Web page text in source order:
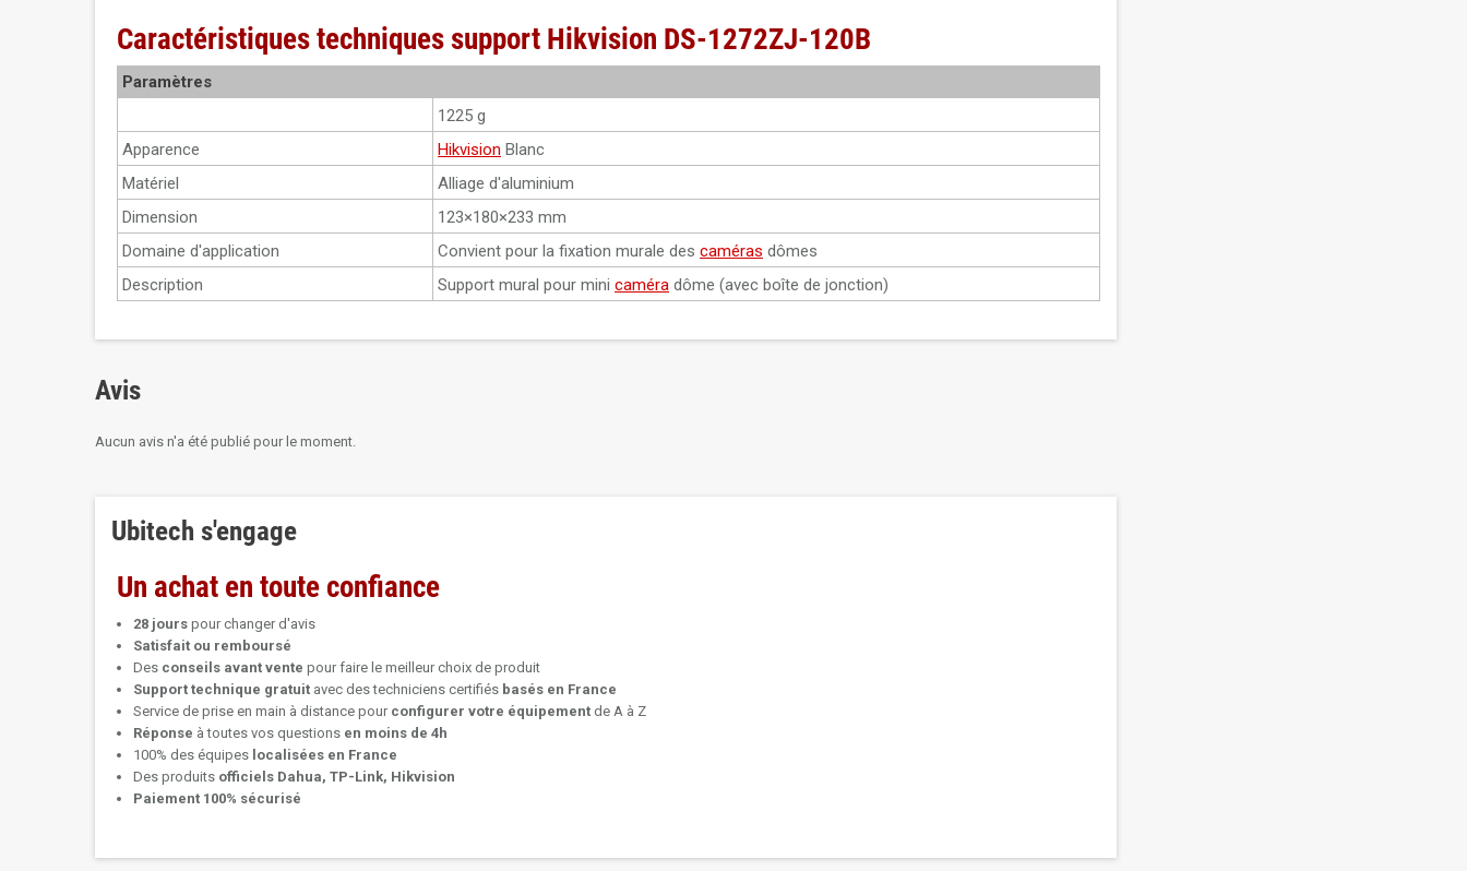
Caractéristiques techniques support Hikvision DS-1272ZJ-120B
Paramètres
1225 g
Apparence
Hikvision Blanc
Matériel
Alliage d'aluminium
Dimension
123×180×233 mm
Domaine d'application
Convient pour la fixation murale des caméras dômes
Description
Support mural pour mini caméra dôme (avec boîte de jonction)
Avis
Aucun avis n'a été publié pour le moment.
Ubitech s'engage
Un achat en toute confiance
28 jours pour changer d'avis
Satisfait ou remboursé
Des conseils avant vente pour faire le meilleur choix de produit
Support technique gratuit avec des techniciens certifiés basés en France
Service de prise en main à distance pour configurer votre équipement de A à Z
Réponse à toutes vos questions en moins de 4h
100% des équipes localisées en France
Des produits officiels Dahua, TP-Link, Hikvision
Paiement 100% sécurisé